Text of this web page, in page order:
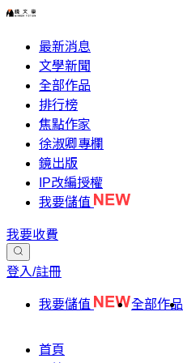
最新消息
文學新聞
全部作品
排行榜
焦點作家
徐淑卿專欄
鏡出版
IP改編授權
我要儲值
我要收費
登入/註冊
我要儲值 全部作品
首頁